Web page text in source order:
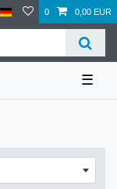
0 0,00 EUR
☰